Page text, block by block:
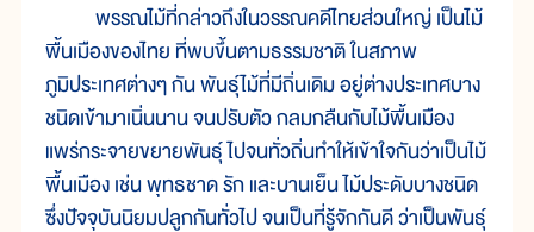
พรรณไม้ที่กล่าวถึงในวรรณคดีไทยส่วนใหญ่ เป็นไม้
พื้นเมืองของไทย ที่พบขึ้นตามธรรมชาติ ในสภาพ
ภูมิประเทศต่างๆ กัน พันธุ์ไม้ที่มีถิ่นเดิม อยู่ต่างประเทศบาง
ชนิดเข้ามาเนิ่นนาน จนปรับตัว กลมกลืนกับไม้พื้นเมือง
แพร่กระจายขยายพันธุ์ ไปจนทั่วถิ่นทำให้เข้าใจกันว่าเป็นไม้
พื้นเมือง เช่น พุทธชาด รัก และบานเย็น ไม้ประดับบางชนิด
ซึ่งปัจจุบันนิยมปลูกกันทั่วไป จนเป็นที่รู้จักกันดี ว่าเป็นพันธุ์